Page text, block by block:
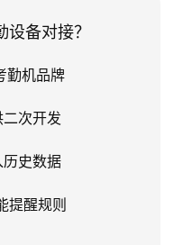
备对接？
勤机品牌
次开发
史数据
提醒规则